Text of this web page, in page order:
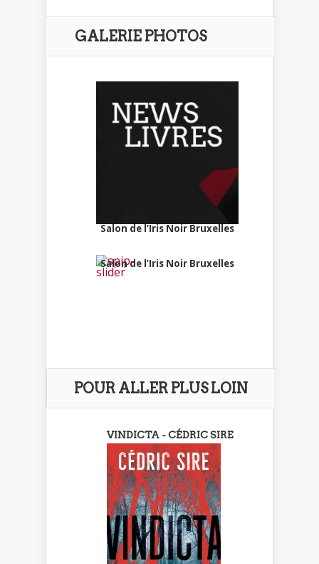
GALERIE PHOTOS
Salon de l’Iris Noir Bruxelles
Salon de l’Iris Noir Bruxelles
POUR ALLER PLUS LOIN
VINDICTA - CÉDRIC SIRE